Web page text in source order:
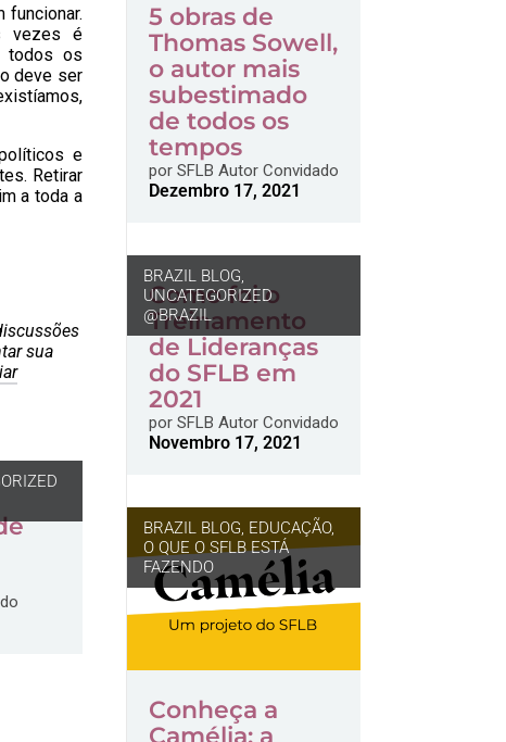
funcionar.
vezes é
todos os
deve ser
e
Retirar
a toda a
sua
5 obras de
Thomas Sowell,
o autor mais
subestimado
de todos os
tempos
porSFLB Autor Convidado
Dezembro 17, 2021
BRAZIL BLOG,
UNCATEGORIZED
@BRAZIL
Como foi o
Treinamento
de Lideranças
do SFLB em
2021
porSFLB Autor Convidado
Novembro 17, 2021
BRAZIL BLOG, EDUCAÇÃO,
O QUE O SFLB ESTÁ
FAZENDO
Conheça a
Camélia: a